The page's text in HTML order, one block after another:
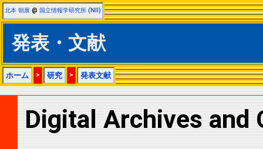
北本 朝展 @ 国立情報学研究所 (NII)
発表・文献
ホーム > 研究 > 発表文献
Digital Archives and